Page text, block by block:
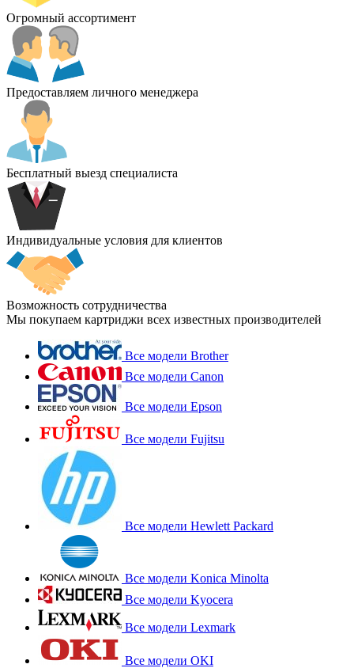
Огромный ассортимент
Предоставляем личного менеджера
Бесплатный выезд специалиста
Индивидуальные условия для клиентов
Возможность сотрудничества
Мы покупаем картриджи всех известных производителей
Все модели Brother
Все модели Canon
Все модели Epson
Все модели Fujitsu
Все модели Hewlett Packard
Все модели Konica Minolta
Все модели Kyocera
Все модели Lexmark
Все модели OKI